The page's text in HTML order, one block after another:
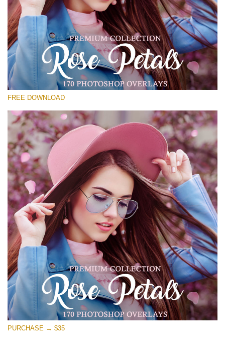
कृपया चुने
Free Photoshop Overlay #25
Small 800*533px
Rose Petals
(40 Overlays)
Luxury Wedding
(373 Overlays)
Large 6000*4000px
Entire Collection
(1783 Overlays)
Large 6000*4000px
मुफ्त डाउनलोड
FREE DOWNLOAD
PURCHASE → $35